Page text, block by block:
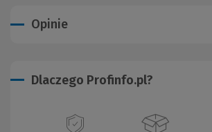
Opinie
Dlaczego Profinfo.pl?